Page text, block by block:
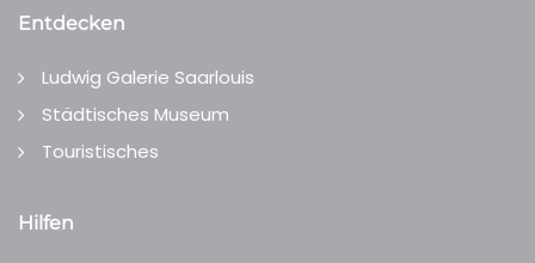
Entdecken
Ludwig Galerie Saarlouis
Städtisches Museum
Touristisches
Hilfen